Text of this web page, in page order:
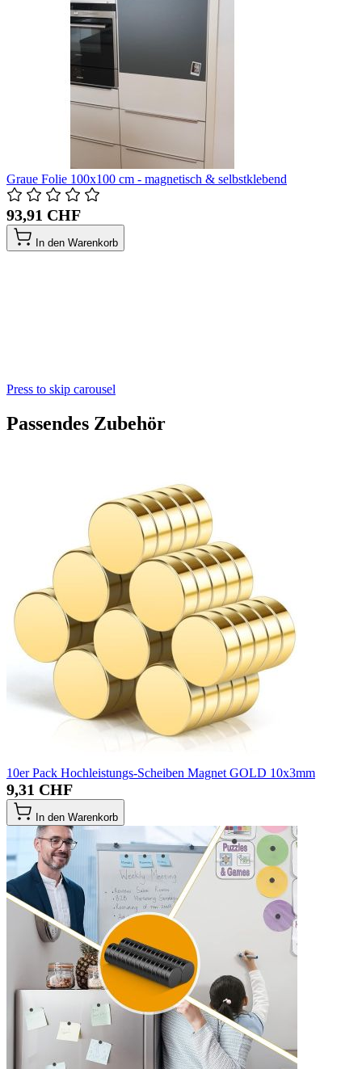
Graue Folie 100x100 cm - magnetisch & selbstklebend
93,91 CHF
In den Warenkorb
Press to skip carousel
Passendes Zubehör
10er Pack Hochleistungs-Scheiben Magnet GOLD 10x3mm
9,31 CHF
In den Warenkorb